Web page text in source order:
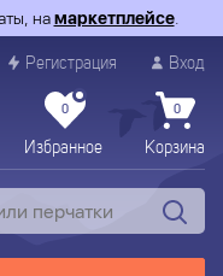
намаркетплейсе.
Регистрация Вход
0
Избранное
0
Корзина